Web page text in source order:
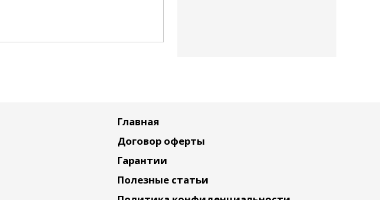
Главная
Договор оферты
Гарантии
Полезные статьи